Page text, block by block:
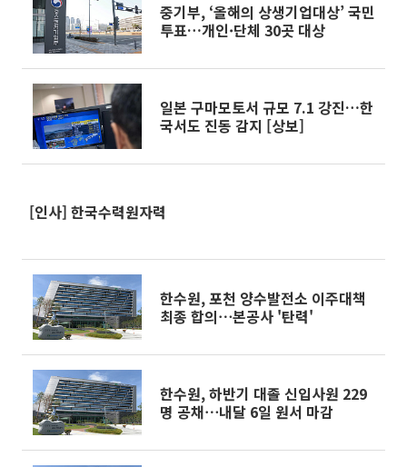
중기부, ‘올해의 상생기업대상’ 국민
투표…개인·단체 30곳 대상
일본 구마모토서 규모 7.1 강진…한
국서도 진동 감지 [상보]
[인사] 한국수력원자력
한수원, 포천 양수발전소 이주대책
최종 합의⋯본공사 '탄력'
한수원, 하반기 대졸 신입사원 229
명 공채⋯내달 6일 원서 마감